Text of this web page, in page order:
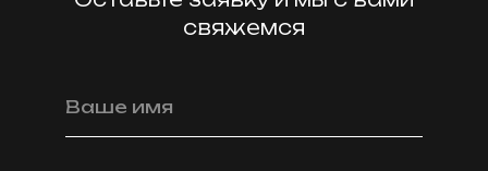
свяжемся
Ваше имя